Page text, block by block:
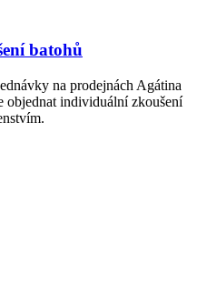
batohů
na prodejnách Agátina
objednat individuální zkoušení